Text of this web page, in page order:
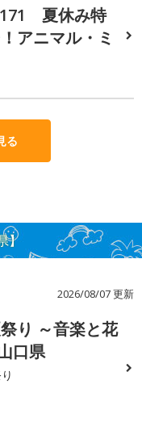
夏休み特
アニマル・ミ
る
】
2026/08/07 更新
り ～音楽と花
口県